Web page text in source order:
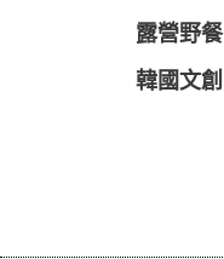
露營野餐
韓國文創